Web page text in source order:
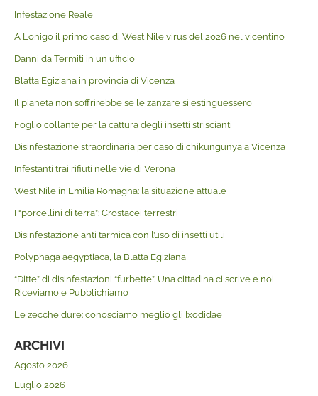
Infestazione Reale
A Lonigo il primo caso di West Nile virus del 2026 nel vicentino
Danni da Termiti in un ufficio
Blatta Egiziana in provincia di Vicenza
Il pianeta non soffrirebbe se le zanzare si estinguessero
Foglio collante per la cattura degli insetti striscianti
Disinfestazione straordinaria per caso di chikungunya a Vicenza
Infestanti trai rifiuti nelle vie di Verona
West Nile in Emilia Romagna: la situazione attuale
I “porcellini di terra”: Crostacei terrestri
Disinfestazione anti tarmica con l’uso di insetti utili
Polyphaga aegyptiaca, la Blatta Egiziana
“Ditte” di disinfestazioni “furbette”. Una cittadina ci scrive e noi
Riceviamo e Pubblichiamo
Le zecche dure: conosciamo meglio gli Ixodidae
ARCHIVI
Agosto 2026
Luglio 2026